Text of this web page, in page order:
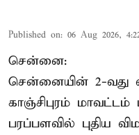
Published on: 06 Aug 2026,
சென்னை:
சென்னையின் 2-வது
காஞ்சிபுரம் மாவட்டம்
பரப்பளவில் புதிய